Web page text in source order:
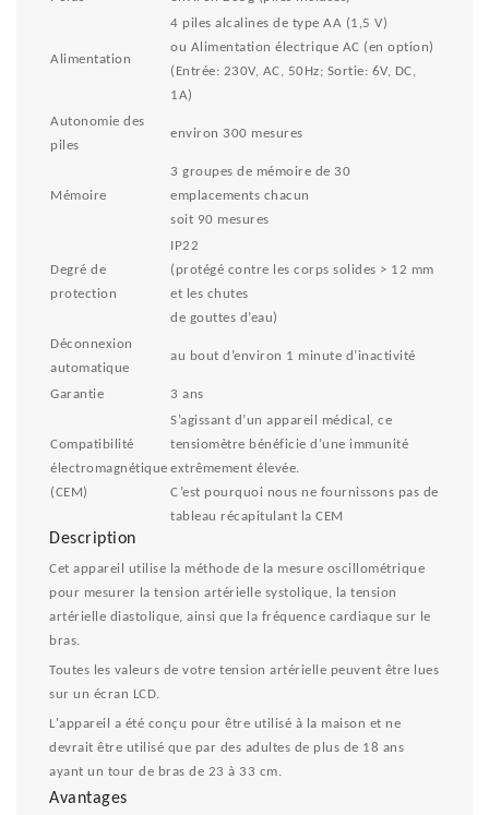
Alimentation
4 piles alcalines de type AA (1,5 V)
ou Alimentation électrique AC (en option)
(Entrée: 230V, AC, 50Hz; Sortie: 6V, DC,
1A)
Autonomie des
piles
environ 300 mesures
Mémoire
3 groupes de mémoire de 30
emplacements chacun
soit 90 mesures
Degré de
protection
IP22
(protégé contre les corps solides > 12 mm
et les chutes
de gouttes d’eau)
Déconnexion
automatique
au bout d’environ 1 minute d’inactivité
Garantie 3 ans
Compatibilité
électromagnétique
(CEM)
S’agissant d’un appareil médical, ce
tensiomètre bénéficie d’une immunité
extrêmement élevée.
C’est pourquoi nous ne fournissons pas de
tableau récapitulant la CEM
Description
Cet appareil utilise la méthode de la mesure oscillométrique
pour mesurer la tension artérielle systolique, la tension
artérielle diastolique, ainsi que la fréquence cardiaque sur le
bras.
Toutes les valeurs de votre tension artérielle peuvent être lues
sur un écran LCD.
L'appareil a été conçu pour être utilisé à la maison et ne
devrait être utilisé que par des adultes de plus de 18 ans
ayant un tour de bras de 23 à 33 cm.
Avantages